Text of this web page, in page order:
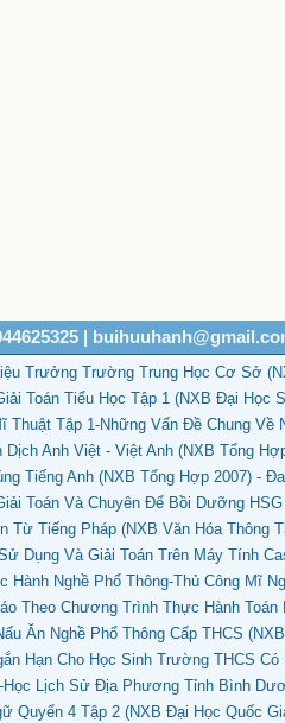
|
Trưởng Trường Trung Học Cơ Sở
Toán Tiểu Học Tập 1 (NXB Đại Học
Thuật Tập 1-Những Vấn Đề Chung Về
Dịch Anh Việt - Việt Anh (NXB Tổng
Tiếng Anh (NXB Tổng Hợp 2007) -
Toán Và Chuyên Để Bồi Dưỡng
Từ Tiếng Pháp (NXB Văn Hóa Thông
Dụng Và Giải Toán Trên Máy Tính
Hành Nghề Phổ Thông-Thủ Công Mĩ
Theo Chương Trình Thực Hành
Ăn Nghề Phổ Thông Cấp THCS
Hạn Cho Học Sinh Trường THCS
Học Lịch Sử Địa Phương Tỉnh Bình
Quyển 4 Tập 2 (NXB Đại Học Quốc